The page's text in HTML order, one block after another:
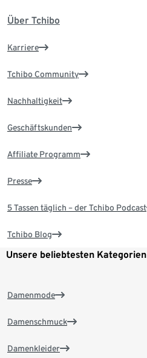
Über Tchibo
Karriere
Tchibo Community
Nachhaltigkeit
Geschäftskunden
Affiliate Programm
Presse
5 Tassen täglich – der Tchibo Podcast
Tchibo Blog
Unsere beliebtesten Kategorien
Damenmode
Damenschmuck
Damenkleider